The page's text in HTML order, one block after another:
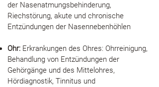
der Nasenatmungsbehinderung,
Riechstörung, akute und chronische
Entzündungen der Nasennebenhöhlen
Ohr: Erkrankungen des Ohres: Ohrreinigung,
Behandlung von Entzündungen der
Gehörgänge und des Mittelohres,
Hördiagnostik, Tinnitus und